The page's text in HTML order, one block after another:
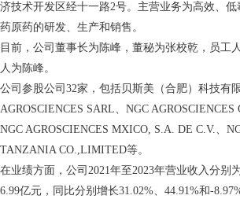
济技术开发区经十一路2号。主营业务为高效、
药原药的研发、生产和销售。
目前，公司董事长为陈峰，董秘为张校乾，员工
人为陈峰。
公司参股公司32家，包括贝斯美（合肥）科技有
AGROSCIENCES SARL、NGC AGROSCIENCES
NGC AGROSCIENCES MXICO, S.A. DE C.V.、
TANZANIA CO.,LIMITED等。
在业绩方面，公司2021年至2023年营业收入分别
6.99亿元，同比分别增长31.02%、44.91%和-